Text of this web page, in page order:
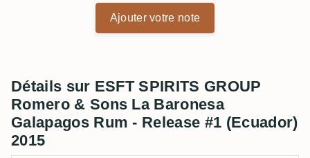
Ajouter votre note
Détails sur ESFT SPIRITS GROUP
Romero & Sons La Baronesa
Galapagos Rum - Release #1 (Ecuador)
2015